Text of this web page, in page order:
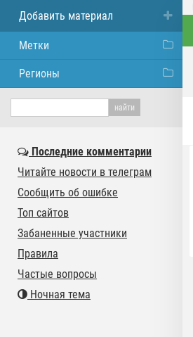
Добавить материал
Метки
Регионы
Последние комментарии
Читайте новости в телеграм
Сообщить об ошибке
Топ сайтов
Забаненные участники
Правила
Частые вопросы
Ночная тема